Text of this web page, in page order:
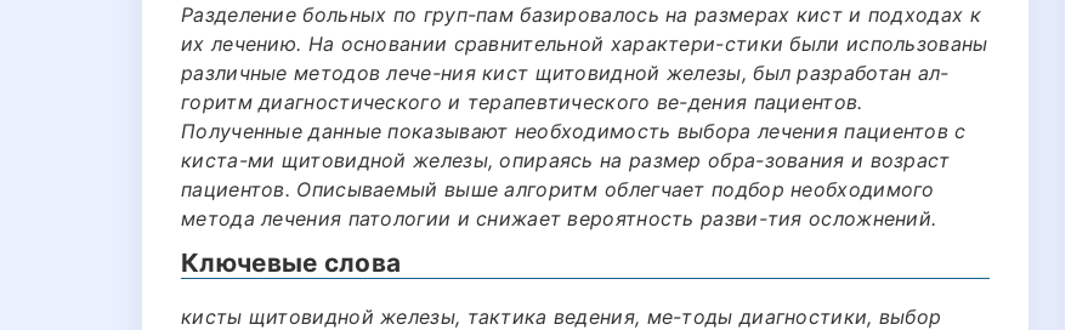
Разделение больных по груп-пам базировалось на размерах кист и подходах к
их лечению. На основании сравнительной характери-стики были использованы
различные методов лече-ния кист щитовидной железы, был разработан ал-
горитм диагностического и терапевтического ве-дения пациентов.
Полученные данные показывают необходимость выбора лечения пациентов с
киста-ми щитовидной железы, опираясь на размер обра-зования и возраст
пациентов. Описываемый выше алгоритм облегчает подбор необходимого
метода лечения патологии и снижает вероятность разви-тия осложнений.
Ключевые слова
кисты щитовидной железы, тактика ведения, ме-тоды диагностики, выбор